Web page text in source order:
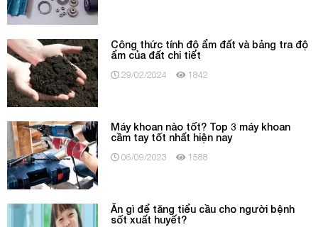
Công thức tính độ ẩm đất và bảng tra độ
ẩm của đất chi tiết
29/02/2024 1842
Máy khoan nào tốt? Top 3 máy khoan
cầm tay tốt nhất hiện nay
06/09/2023 1588
Ăn gì để tăng tiểu cầu cho người bệnh
sốt xuất huyết?